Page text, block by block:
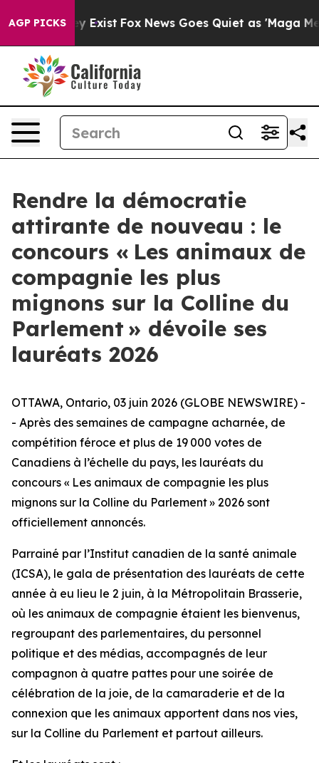
AGP PICKS
They Exist Fox News Goes Quiet as 'Maga Media
Rendre la démocratie
attirante de nouveau : le
concours « Les animaux de
compagnie les plus
mignons sur la Colline du
Parlement » dévoile ses
lauréats 2026
OTTAWA, Ontario, 03 juin 2026 (GLOBE NEWSWIRE) -
- Après des semaines de campagne acharnée, de
compétition féroce et plus de 19 000 votes de
Canadiens à l’échelle du pays, les lauréats du
concours « Les animaux de compagnie les plus
mignons sur la Colline du Parlement » 2026 sont
officiellement annoncés.
Parrainé par l’Institut canadien de la santé animale
(ICSA), le gala de présentation des lauréats de cette
année à eu lieu le 2 juin, à la Métropolitain Brasserie,
où les animaux de compagnie étaient les bienvenus,
regroupant des parlementaires, du personnel
politique et des médias, accompagnés de leur
compagnon à quatre pattes pour une soirée de
célébration de la joie, de la camaraderie et de la
connexion que les animaux apportent dans nos vies,
sur la Colline du Parlement et partout ailleurs.